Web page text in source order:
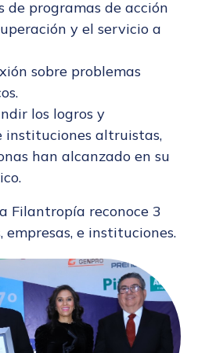
de programas de acción
y el servicio a
sobre problemas
los logros y
instituciones altruistas,
han alcanzado en su
Filantropía reconoce 3
empresas, e instituciones.